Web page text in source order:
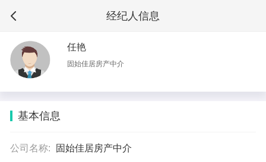
经纪人信息
任艳
固始佳居房产中介
基本信息
公司名称:
固始佳居房产中介